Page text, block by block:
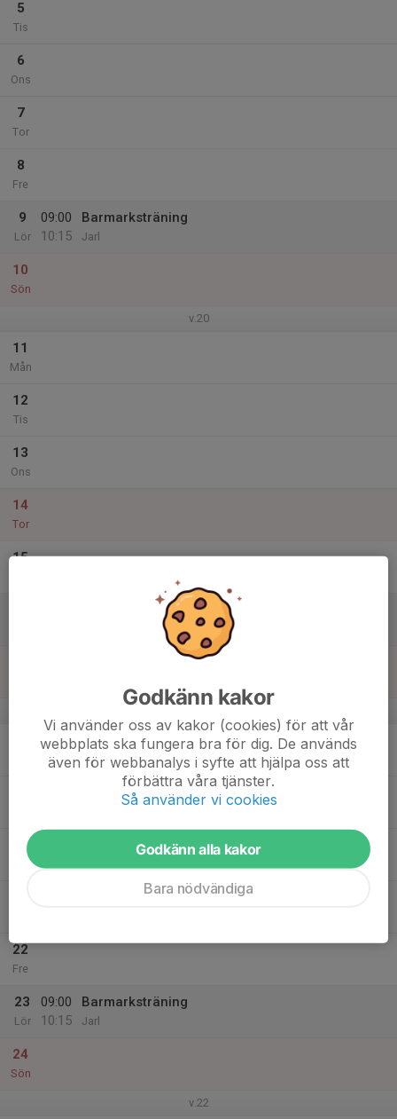
5
Tis
6
Ons
7
Tor
8
Fre
9
Lör
09:00
10:15
Barmarksträning
Jarl
10
Sön
v.20
11
Mån
12
Tis
13
Ons
14
Tor
15
Barmarksträning
20
Ons
22
Fre
23
Lör
09:00
10:15
Barmarksträning
Jarl
24
Sön
v.22
Godkänn kakor
Vi använder oss av kakor (cookies) för att vår
webbplats ska fungera bra för dig. De används
även för webbanalys i syfte att hjälpa oss att
förbättra våra tjänster.
Så använder vi cookies
Godkänn alla kakor
Bara nödvändiga